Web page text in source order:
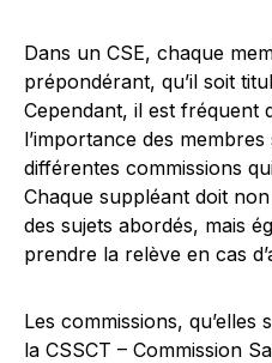
Dans un CSE, chaque
prépondérant, qu’il soit
Cependant, il est fréquent
l’importance des
différentes commissions
Chaque suppléant doit
des sujets abordés, mais
prendre la relève en cas
Les commissions,
la CSSCT – Commission